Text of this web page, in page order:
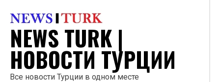
содержанию
NEWS TURK |
НОВОСТИ ТУРЦИИ
Все новости Турции в одном месте